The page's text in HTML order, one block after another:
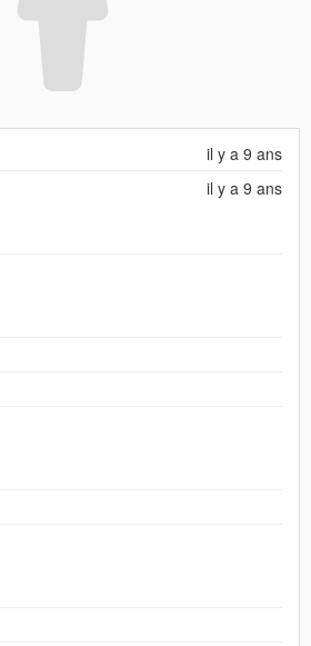
il y a 9 ans
il y a 9 ans